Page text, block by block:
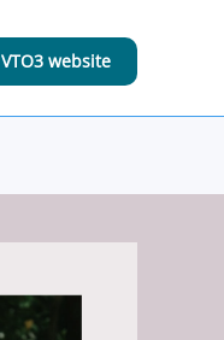
VTO3 website